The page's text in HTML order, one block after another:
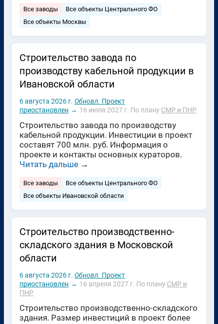
Все заводы
Все объекты Центрального ФО
Все объекты Москвы
Строительство завода по
производству кабельной продукции в
Ивановской области
6 августа 2026 г. Обновл. Проект
приостановлен → 16 июля 2027 г. По плану СМР и ПНР
Строительство завода по производству
кабельной продукции. Инвестиции в проект
составят 700 млн. руб. Информация о
проекте и контакты основных кураторов.
Читать дальше →
Все заводы
Все объекты Центрального ФО
Все объекты Ивановской области
Строительство производственно-
складского здания в Московской
области
6 августа 2026 г. Обновл. Проект
приостановлен → 16 апреля 2027 г. По плану СМР и
ПНР
Строительство производственно-складского
здания. Размер инвестиций в проект более